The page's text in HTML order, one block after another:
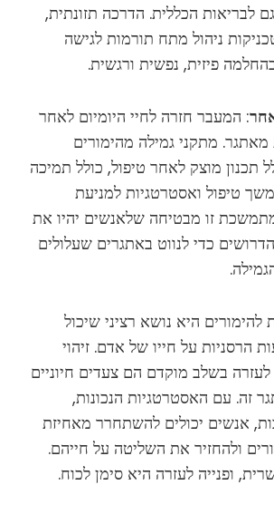
לבריאות הכללית. הדרכה תזונתית,
ניהול מתח תורמות לגישה
פיזית, נפשית ורגשית.
: המעבר חזרה לחיי היומיום לאחר
מאתגר. מתקני גמילה מהימורים
תכנון מוצק לאחר טיפול, כולל תמיכה
טיפול ואסטרטגיות למניעת
זו מבטיחה שלאנשים יהיו את
כדי לנווט באתגרים שעלולים
היא נושא רציני שיכול
הרסניות על חייו של אדם. זיהוי
לעזרה בשלב מוקדם הם צעדים חיוניים
זה. עם האסטרטגיות הנכונות,
אנשים יכולים להשתחרר מאחיזת
ולהחזיר את השליטה על חייהם.
ופנייה לעזרה היא סימן לכוח.